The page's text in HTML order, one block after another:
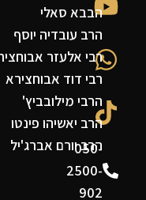
050-
2500-
902
הבבא סאלי
הרב עובדיה יוסף
רבי אלעזר
רבי דוד אבוחצירא
הרבי מילובביץ'
הרב יאשיהו פינטו
הרב יורם אברג'יל